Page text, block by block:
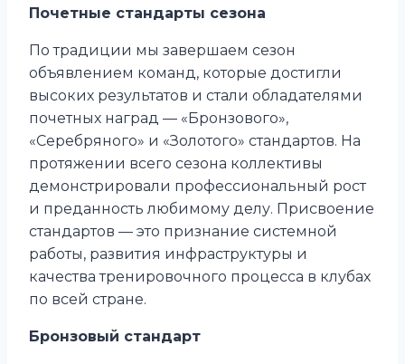
Почетные стандарты сезона
По традиции мы завершаем сезон
объявлением команд, которые достигли
высоких результатов и стали обладателями
почетных наград — «Бронзового»,
«Серебряного» и «Золотого» стандартов. На
протяжении всего сезона коллективы
демонстрировали профессиональный рост
и преданность любимому делу. Присвоение
стандартов — это признание системной
работы, развития инфраструктуры и
качества тренировочного процесса в клубах
по всей стране.
Бронзовый стандарт